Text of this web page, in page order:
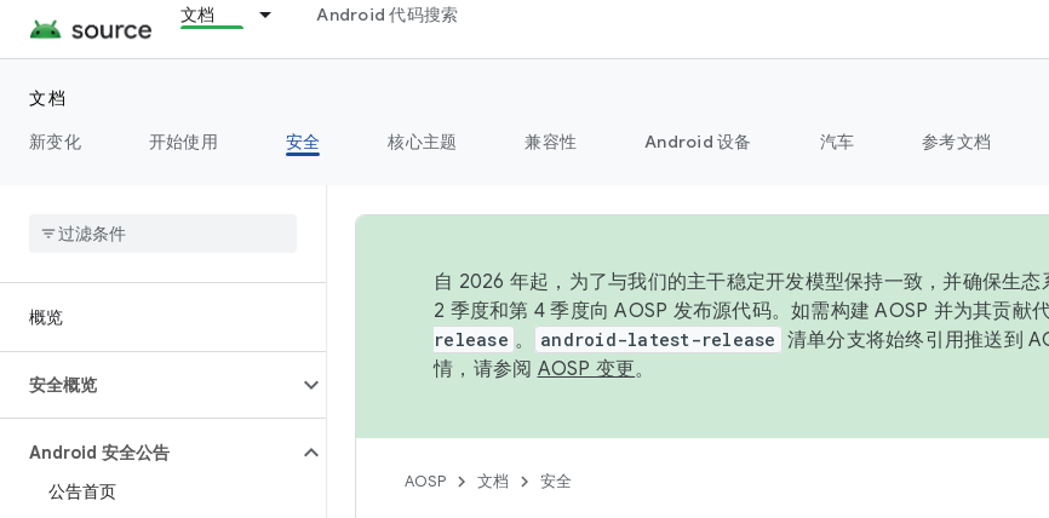
文档 Android 代码搜索
文档
新变化
开始使用 安全 核心主题 兼容性 Android 设备 汽车 参考文档
概览
安全概览
Android 安全公告
公告首页
自 2026 年起，为了与我们的主干稳定开发模型保持一致，并确保生
2 季度和第 4 季度向 AOSP 发布源代码。如需构建 AOSP 并为其贡献
release 。 android-latest-release 清单分支将始终引用推送到
情，请参阅 AOSP 变更。
AOSP 文档 安全